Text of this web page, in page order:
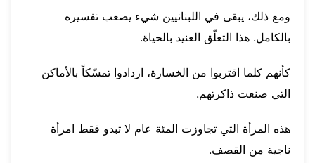
ومع ذلك، يبقى في اللبنانيين شيء يصعب تفسيره
بالكامل. هذا التعلّق العنيد بالحياة.
كأنهم كلما اقتربوا من الخسارة، ازدادوا تمسّكاً بالأماكن
التي صنعت ذاكرتهم.
هذه المرأة التي تجاوزت المئة عام لا تبدو فقط امرأة
ناجية من القصف.